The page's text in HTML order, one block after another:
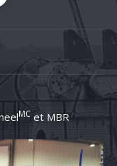
MC et MBR